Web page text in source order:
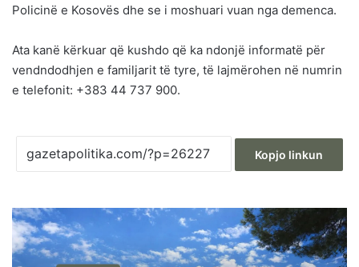
Policinë e Kosovës dhe se i moshuari vuan nga demenca.
Ata kanë kërkuar që kushdo që ka ndonjë informatë për
vendndodhjen e familjarit të tyre, të lajmërohen në numrin
e telefonit: +383 44 737 900.
Kopjo linkun